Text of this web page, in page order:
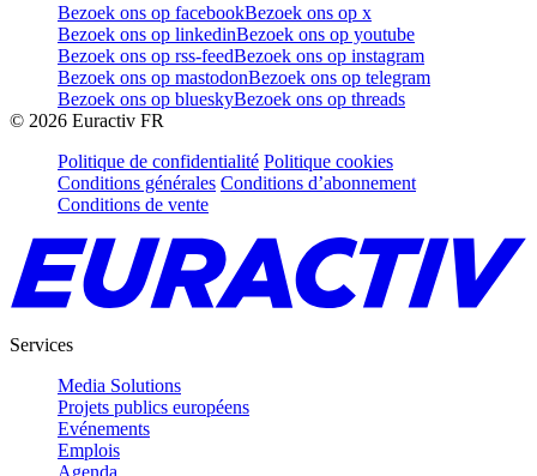
Bezoek ons op facebookBezoek ons op x
Bezoek ons op linkedinBezoek ons op youtube
Bezoek ons op rss-feedBezoek ons op instagram
Bezoek ons op mastodonBezoek ons op telegram
Bezoek ons op blueskyBezoek ons op threads
© 2026 Euractiv FR
Politique de confidentialité Politique cookies
Conditions générales Conditions d’abonnement
Conditions de vente
Services
Media Solutions
Projets publics européens
Evénements
Emplois
Agenda